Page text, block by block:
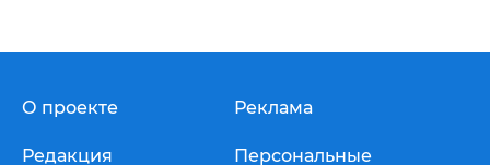
О проекте
Редакция
Реклама
Персональные